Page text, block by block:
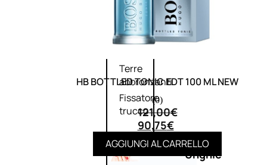
Cipria
Fard/Blush
Illuminante
Terre
abbronzanti
Fissatore
trucco
Unghie
HB BOTTLED TONIC EDT 100 ML NEW
(0)
121,00€
90,75€
AGGIUNGI AL CARRELLO